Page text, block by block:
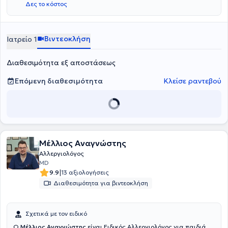
Νοσοκομείο Παίδων Αθηνών "Παναγιώτη & Αγλαΐας Κυριακού",
αλλά και στο Γενικό Νοσοκομείο Αθηνών "Λαϊκό". Διαθέτει πολυετή
Παιδοαλλεργιολογικό Τμήμα του Metropolitan Hospital.
Δες το κόστος
Ιατρείο 1 Βιντεοκλήση
Διαθεσιμότητα εξ αποστάσεως
Επόμενη διαθεσιμότητα
Κλείσε ραντεβού
Μέλλιος Αναγνώστης
Αλλεργιολόγος
MD
9.9|13 αξιολογήσεις
Διαθεσιμότητα για βιντεοκλήση
Σχετικά με τον ειδικό